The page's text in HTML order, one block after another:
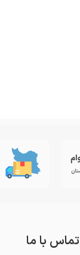
تماس با ما